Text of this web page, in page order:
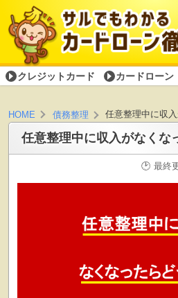
クレジットカード カードローン
HOME 債務整理 任意整理中に収
任意整理中に収入がなくな
最終